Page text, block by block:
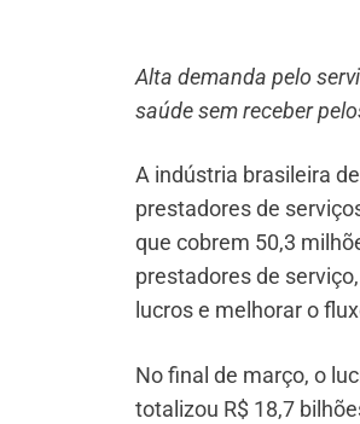
Alta demanda pelo
saúde sem receber
A indústria brasileira
prestadores de
que cobrem 50,3
prestadores de
lucros e melhorar o
No final de março, o
totalizou R$ 18,7